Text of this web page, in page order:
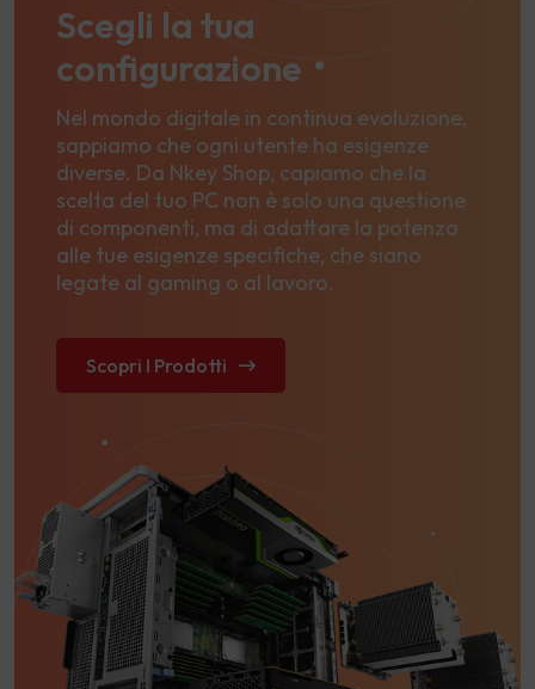
Scegli la tua
configurazione
Nel mondo digitale in continua evoluzione,
sappiamo che ogni utente ha esigenze
diverse. Da Nkey Shop, capiamo che la
scelta del tuo PC non è solo una questione
di componenti, ma di adattare la potenza
alle tue esigenze specifiche, che siano
legate al gaming o al lavoro.
Scopri I Prodotti